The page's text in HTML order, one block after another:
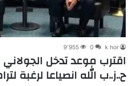
k hor
0 9٬955
اقترب موعد تدخل
ح..ز..ب الله انصياعا لرغبة